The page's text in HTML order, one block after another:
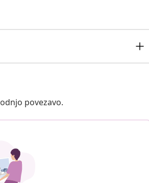
povezavo.